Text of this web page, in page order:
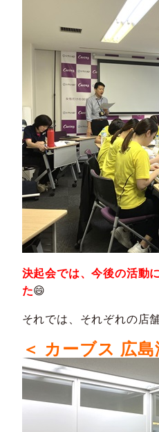
決起会では、今後の活動
た😄
それでは、それぞれの店
＜ カーブス 広島